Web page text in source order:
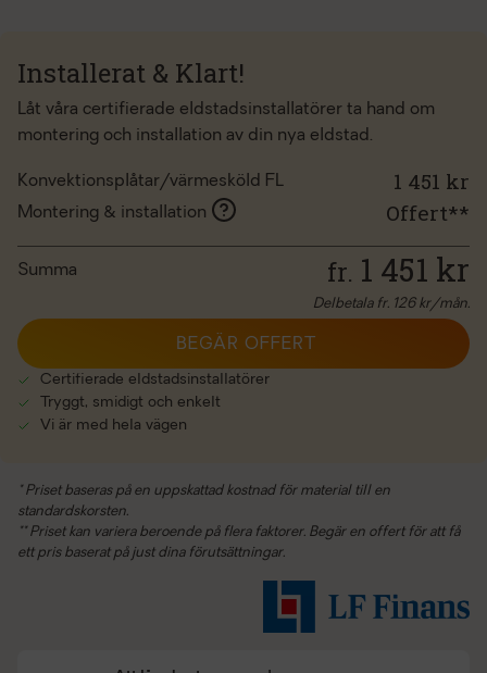
Installerat & Klart!
Låt våra certifierade eldstadsinstallatörer ta hand om
montering och installation av din nya eldstad.
Konvektionsplåtar/värmesköld FL 1 451 kr
Montering & installation Offert**
Summa fr. 1 451 kr
Delbetala fr. 126kr/mån.
Certifierade eldstadsinstallatörer
Tryggt, smidigt och enkelt
Vi är med hela vägen
BEGÄR OFFERT
* Priset baseras på en uppskattad kostnad för material till en
standardskorsten.
** Priset kan variera beroende på flera faktorer. Begär en offert för att få
ett pris baserat på just dina förutsättningar.